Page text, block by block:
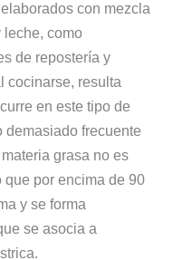
con mezcla
como
de repostería y
cocinarse, resulta
en este tipo de
demasiado frecuente
grasa no es
por encima de 90
y se forma
se asocia a